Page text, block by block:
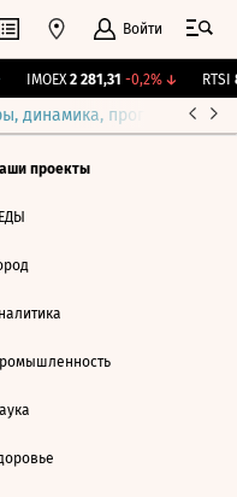
Войти
IMOEX 2 281,31 -0,2%↓ RTSI
динамика, прогнозы
проекты